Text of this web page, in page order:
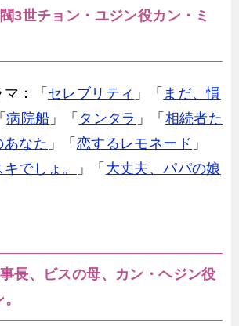
3世チョン・ユジン役カン・ミ
：「 セレブリティ 」「 まだ、慣
病院船 」「 タンタラ 」「 相続者た
あなた 」「 恋するレモネード 」
でしょ。 」「 大丈夫、パパの娘
長、ビスの母、カン・ヘジン役